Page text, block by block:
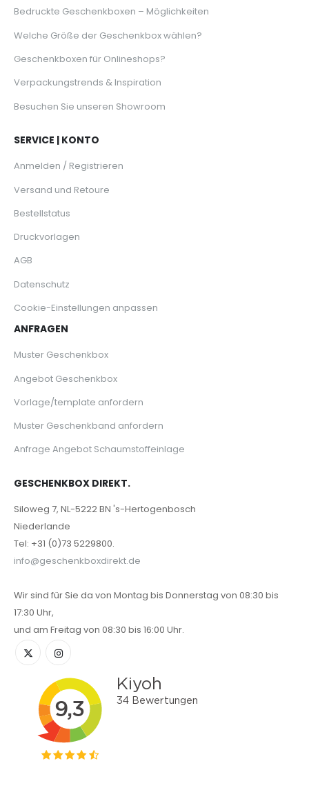
Bedruckte Geschenkboxen – Möglichkeiten
Welche Größe der Geschenkbox wählen?
Geschenkboxen für Onlineshops?
Verpackungstrends & Inspiration
Besuchen Sie unseren Showroom
SERVICE | KONTO
Anmelden / Registrieren
Versand und Retoure
Bestellstatus
Druckvorlagen
AGB
Datenschutz
Cookie-Einstellungen anpassen
ANFRAGEN
Muster Geschenkbox
Angebot Geschenkbox
Vorlage/template anfordern
Muster Geschenkband anfordern
Anfrage Angebot Schaumstoffeinlage
GESCHENKBOX DIREKT.
Siloweg 7, NL-5222 BN 's-Hertogenbosch
Niederlande
Tel: +31 (0)73 5229800.
info@geschenkboxdirekt.de
Wir sind für Sie da von Montag bis Donnerstag von 08:30 bis
17:30 Uhr,
und am Freitag von 08:30 bis 16:00 Uhr.